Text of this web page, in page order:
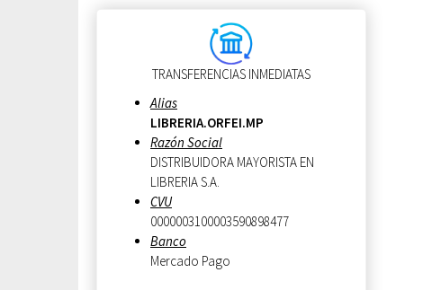
TRANSFERENCIAS INMEDIATAS
Alias
LIBRERIA.ORFEI.MP
Razón Social
DISTRIBUIDORA MAYORISTA EN
LIBRERIA S.A.
CVU
0000003100003590898477
Banco
Mercado Pago